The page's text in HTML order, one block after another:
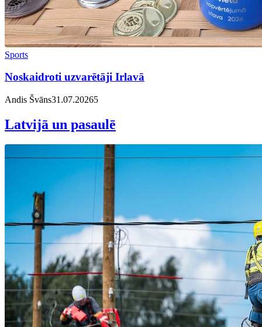
Sports
Noskaidroti uzvarētāji Irlavā
Andis Švāns31.07.20265
Latvijā un pasaulē